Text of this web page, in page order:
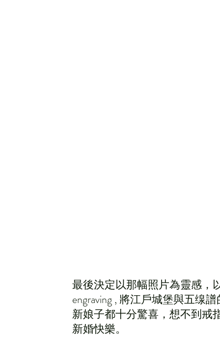
最後決定以那幅照片為靈感，
engraving , 將江戶城堡與五缐
新娘子都十分驚喜，想不到戒
新婚快樂。